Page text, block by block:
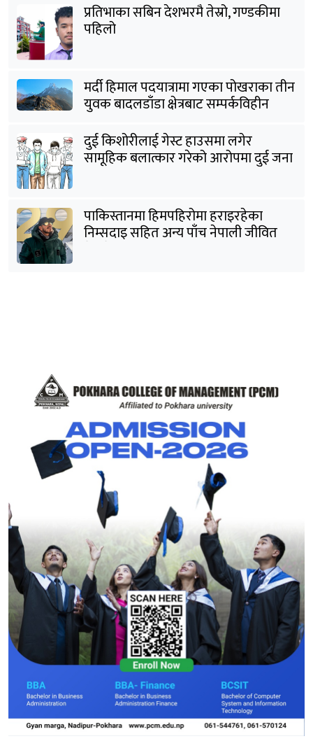
प्रतिभाका सबिन देशभरमै तेस्रो, गण्डकीमा
पहिलो
मर्दी हिमाल पदयात्रामा गएका पोखराका तीन
युवक बादलडाँडा क्षेत्रबाट सम्पर्कविहीन
दुई किशोरीलाई गेस्ट हाउसमा लगेर
सामूहिक बलात्कार गरेको आरोपमा दुई जना
पाकिस्तानमा हिमपहिरोमा हराइरहेका
निम्सदाइ सहित अन्य पाँच नेपाली जीवित